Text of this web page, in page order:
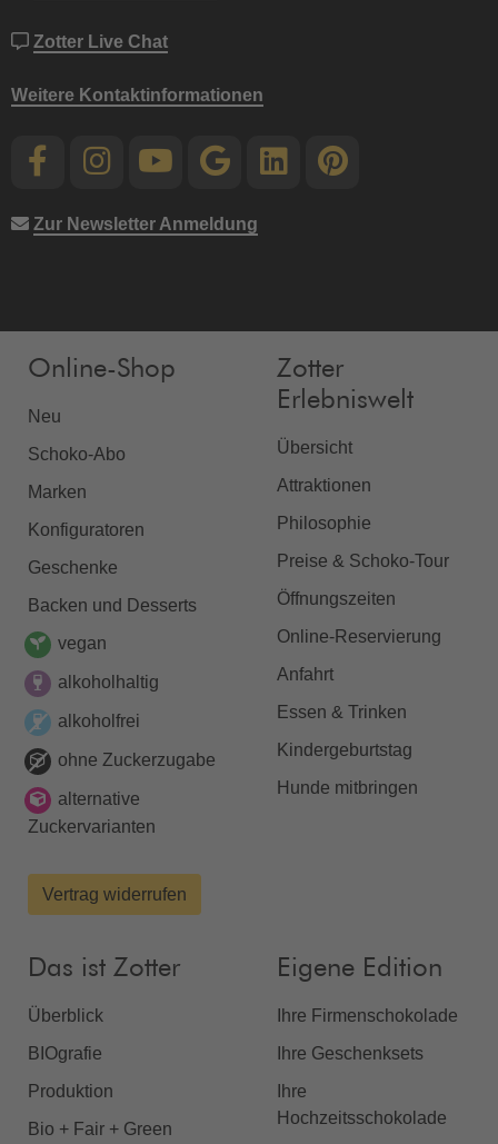
Zotter Live Chat
Weitere Kontaktinformationen
Zur Newsletter Anmeldung
Online-Shop
Neu
Schoko-Abo
Marken
Konfiguratoren
Geschenke
Backen und Desserts
vegan
alkoholhaltig
alkoholfrei
ohne Zuckerzugabe
alternative
Zuckervarianten
Vertrag widerrufen
Zotter
Erlebniswelt
Übersicht
Attraktionen
Philosophie
Preise & Schoko-Tour
Öffnungszeiten
Online-Reservierung
Anfahrt
Essen & Trinken
Kindergeburtstag
Hunde mitbringen
Das ist Zotter
Überblick
BIOgrafie
Produktion
Bio + Fair + Green
Eigene Edition
Ihre Firmenschokolade
Ihre Geschenksets
Ihre
Hochzeitsschokolade